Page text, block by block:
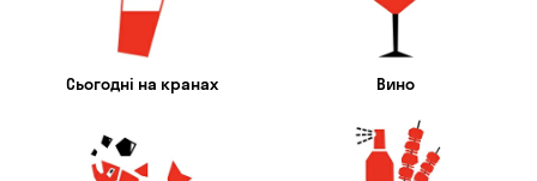
Сьогодні на кранах Вино